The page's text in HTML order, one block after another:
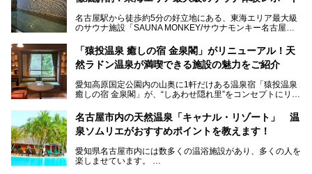
くある点が魅力です！
お好みの温泉施設を見つけて楽しんでくださいね。
名古屋駅から徒歩約5分の好立地にある、東海エリア最大級
のサウナ施設「SAUNA MONKEY/サウナモンキー名古屋」
「名古屋駅周辺ってサウナが少ないよね」という声をよく耳
にするだけあり、アクセスの良さにも胸が高鳴ります。
今回は普段は男性専用となっているパブリックサウナが、女
さっそく取材してきました！
「猿投温泉 癒しの宿 金泉閣」がリニューアル！天
然ラドン温泉が満喫できる施設の魅力をご紹介
愛知高原国定公園内の山奥に1軒だけある温泉宿「猿投温泉
癒しの宿 金泉閣」が、“しあわせ隠れ里”をコンセプトにリニ
天然ラドン温泉が堪能できるお風呂や、新設・改装された客
室、地元の食材と温泉水で作られたお料理……。
ご紹介します。
名古屋市内の天然温泉「キャナル・リゾート」 温
泉ソムリエがおすすめポイントを教えます！
愛知県名古屋市内には数多くの温浴施設があり、多くの人を
楽しませています。